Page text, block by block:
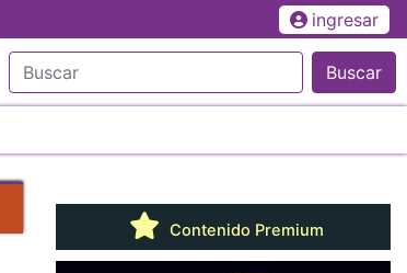
ingresar
Buscar
Contenido Premium